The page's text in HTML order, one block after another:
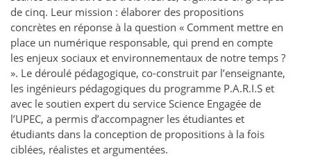
de cinq. Leur mission : élaborer des propositions
concrètes en réponse à la question « Comment mettre en
place un numérique responsable, qui prend en compte
les enjeux sociaux et environnementaux de notre temps ?
». Le déroulé pédagogique, co-construit par l’enseignante,
les ingénieurs pédagogiques du programme P.A.R.I.S et
avec le soutien expert du service Science Engagée de
l’UPEC, a permis d’accompagner les étudiantes et
étudiants dans la conception de propositions à la fois
ciblées, réalistes et argumentées.